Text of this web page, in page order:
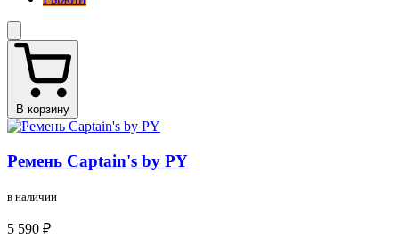
В корзину
Ремень Captain's by PY
в наличии
5 590 ₽